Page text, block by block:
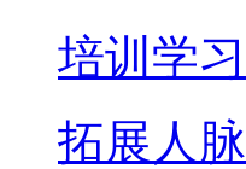
培训学习
拓展人脉